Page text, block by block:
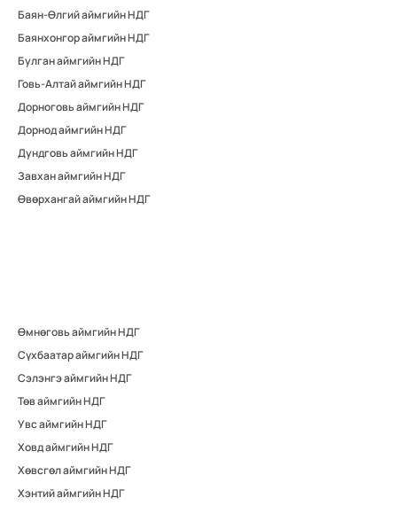
Баян-Өлгий аймгийн НДГ
Баянхонгор аймгийн НДГ
Булган аймгийн НДГ
Говь-Алтай аймгийн НДГ
Дорноговь аймгийн НДГ
Дорнод аймгийн НДГ
Дундговь аймгийн НДГ
Завхан аймгийн НДГ
Өвөрхангай аймгийн НДГ
Өмнөговь аймгийн НДГ
Сүхбаатар аймгийн НДГ
Сэлэнгэ аймгийн НДГ
Төв аймгийн НДГ
Увс аймгийн НДГ
Ховд аймгийн НДГ
Хөвсгөл аймгийн НДГ
Хэнтий аймгийн НДГ